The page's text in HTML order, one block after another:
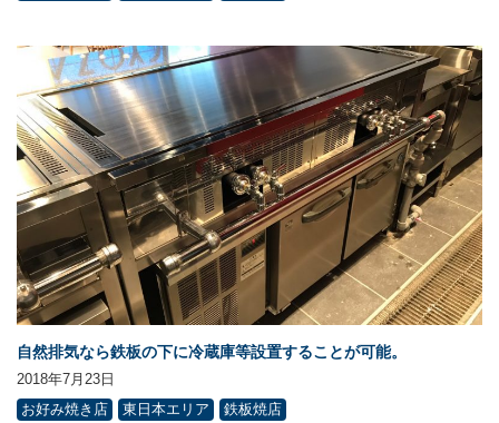
自然排気なら鉄板の下に冷蔵庫等設置することが可能。
2018年7月23日
お好み焼き店
東日本エリア 鉄板焼店